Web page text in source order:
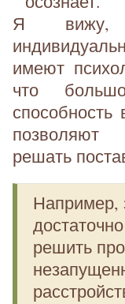
Я вижу,
имеют
что
позволяют
решать
Например,
решить